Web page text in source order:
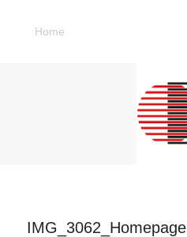
Home
IMG_3062_Homepage